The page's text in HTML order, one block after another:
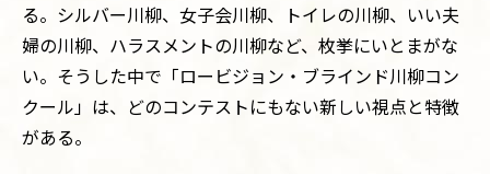
る。シルバー川柳、女子会川柳、トイレの川柳、いい夫
婦の川柳、ハラスメントの川柳など、枚挙にいとまがな
い。そうした中で「ロービジョン・ブラインド川柳コン
クール」は、どのコンテストにもない新しい視点と特徴
がある。